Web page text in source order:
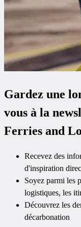
Gardez une
vous à la
Ferries and
Recevez des
d'inspiration
Soyez parmi les
logistiques, les
Découvrez les
décarbonation